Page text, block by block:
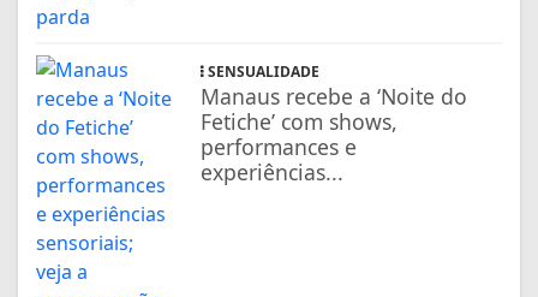
SENSUALIDADE
Manaus recebe a ‘Noite do
Fetiche’ com shows,
performances e
experiências...